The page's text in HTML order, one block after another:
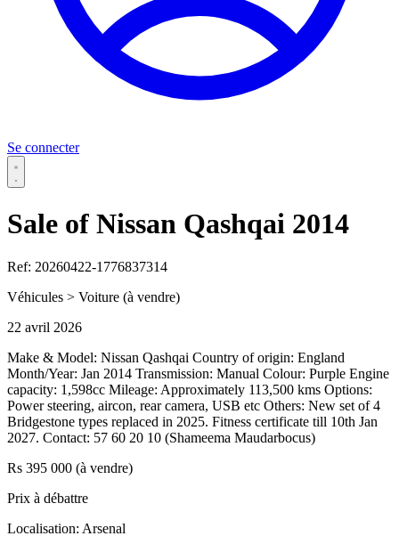
Se connecter
Sale of Nissan Qashqai 2014
Ref: 20260422-1776837314
Véhicules > Voiture (à vendre)
22 avril 2026
Make & Model: Nissan Qashqai Country of origin: England
Month/Year: Jan 2014 Transmission: Manual Colour: Purple Engine
capacity: 1,598cc Mileage: Approximately 113,500 kms Options:
Power steering, aircon, rear camera, USB etc Others: New set of 4
Bridgestone types replaced in 2025. Fitness certificate till 10th Jan
2027. Contact: 57 60 20 10 (Shameema Maudarbocus)
Rs 395 000 (à vendre)
Prix à débattre
Localisation: Arsenal